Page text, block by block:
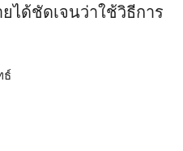
ได้ชัดเจนว่าใช้วิธีการ
ธ์